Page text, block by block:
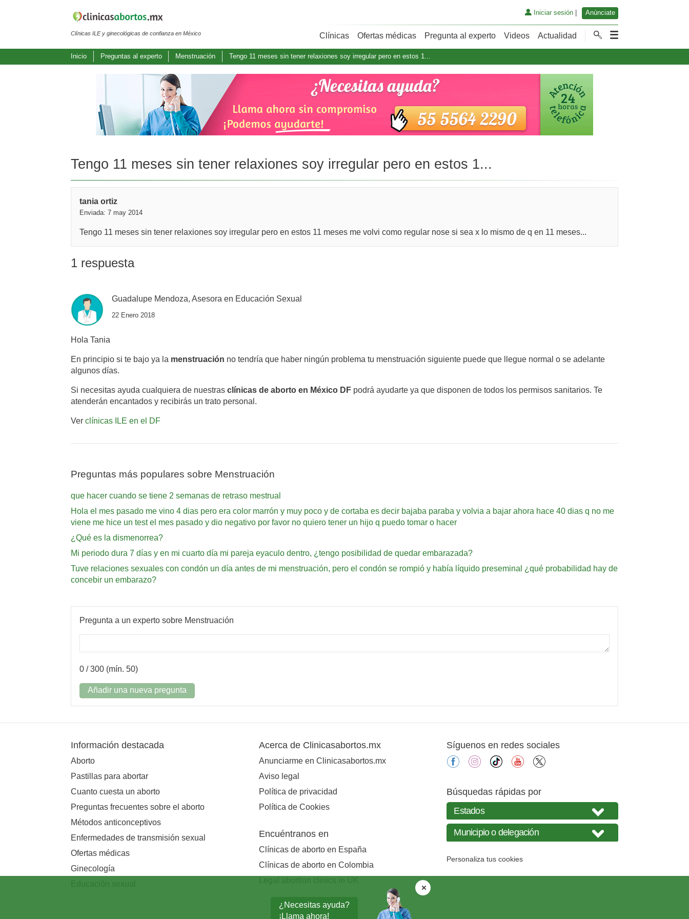
Clínicas ILE y ginecológicas de confianza en México
Iniciar sesión| Anúnciate
Clínicas Ofertas médicas Pregunta al experto Videos Actualidad
Inicio Preguntas al experto Menstruación Tengo 11 meses sin tener relaxiones soy irregular pero en estos 1...
Tengo 11 meses sin tener relaxiones soy irregular pero en estos 1...
tania ortiz
Enviada: 7 may 2014
Tengo 11 meses sin tener relaxiones soy irregular pero en estos 11 meses me volvi como regular nose si sea x lo mismo de q en 11 meses...
1 respuesta
Guadalupe Mendoza, Asesora en Educación Sexual
22 Enero 2018
Hola Tania
En principio si te bajo ya la menstruación no tendría que haber ningún problema tu menstruación siguiente puede que llegue normal o se adelante
algunos días.
Si necesitas ayuda cualquiera de nuestras clínicas de aborto en México DF podrá ayudarte ya que disponen de todos los permisos sanitarios. Te
atenderán encantados y recibirás un trato personal.
Ver clínicas ILE en el DF
Preguntas más populares sobre Menstruación
que hacer cuando se tiene 2 semanas de retraso mestrual
Hola el mes pasado me vino 4 dias pero era color marrón y muy poco y de cortaba es decir bajaba paraba y volvia a bajar ahora hace 40 dias q no me
viene me hice un test el mes pasado y dio negativo por favor no quiero tener un hijo q puedo tomar o hacer
¿Qué es la dismenorrea?
Mi periodo dura 7 días y en mi cuarto día mi pareja eyaculo dentro, ¿tengo posibilidad de quedar embarazada?
Tuve relaciones sexuales con condón un día antes de mi menstruación, pero el condón se rompió y había líquido preseminal ¿qué probabilidad hay de
concebir un embarazo?
Pregunta a un experto sobre Menstruación
0 / 300 (mín. 50)
Añadir una nueva pregunta
¿Necesitas ayuda?
¡Llama ahora!
Información destacada
Aborto
Pastillas para abortar
Cuanto cuesta un aborto
Preguntas frecuentes sobre el aborto
Métodos anticonceptivos
Enfermedades de transmisión sexual
Ofertas médicas
Ginecología
Acerca de Clinicasabortos.mx
Anunciarme en Clinicasabortos.mx
Aviso legal
Política de privacidad
Política de Cookies
Encuéntranos en
Clínicas de aborto en España
Clínicas de aborto en Colombia
Síguenos en redes sociales
facebookinstagram
tiktok youtube
Búsquedas rápidas por
Personaliza tus cookies